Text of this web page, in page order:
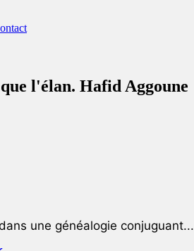
l'élan. Hafid Aggoune
une généalogie conjuguant...